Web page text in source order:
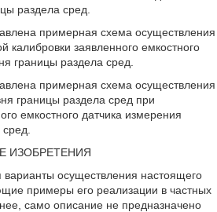
раздела сред.
примерная схема осуществления
калибровки заявленного емкостного
границы раздела сред.
примерная схема осуществления
границы раздела сред при
емкостного датчика измерения
ИЗОБРЕТЕНИЯ
осуществления настоящего
примеры его реализации в частных
само описание не предназначено